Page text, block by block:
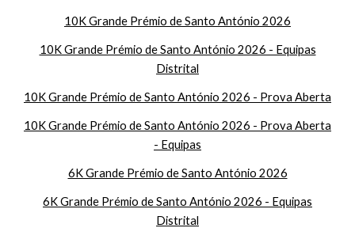
10K Grande Prémio de Santo António 2026
10K Grande Prémio de Santo António 2026 - Equipas
Distrital
10K Grande Prémio de Santo António 2026 - Prova Aberta
10K Grande Prémio de Santo António 2026 - Prova Aberta
- Equipas
6K Grande Prémio de Santo António 2026
6K Grande Prémio de Santo António 2026 - Equipas
Distrital